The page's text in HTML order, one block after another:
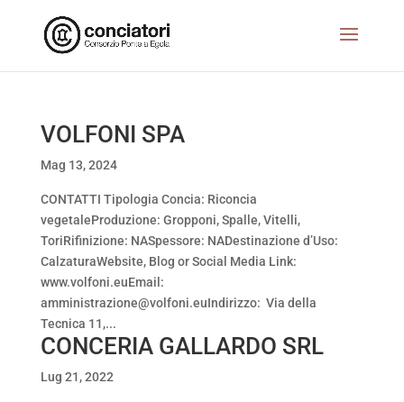
VOLFONI SPA
Mag 13, 2024
CONTATTI Tipologia Concia: Riconcia
vegetaleProduzione: Gropponi, Spalle, Vitelli,
ToriRifinizione: NASpessore: NADestinazione d’Uso:
CalzaturaWebsite, Blog or Social Media Link:
www.volfoni.euEmail:
amministrazione@volfoni.euIndirizzo: Via della
Tecnica 11,...
CONCERIA GALLARDO SRL
Lug 21, 2022